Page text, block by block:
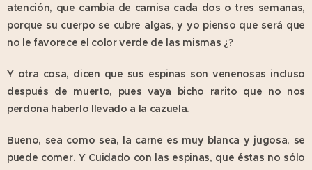
atención, que cambia de camisa cada dos o tres semanas,
porque su cuerpo se cubre algas, y yo pienso que será que
no le favorece el color verde de las mismas ¿?
Y otra cosa, dicen que sus espinas son venenosas incluso
después de muerto, pues vaya bicho rarito que no nos
perdona haberlo llevado a la cazuela.
Bueno, sea como sea, la carne es muy blanca y jugosa, se
puede comer. Y Cuidado con las espinas, que éstas no sólo